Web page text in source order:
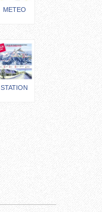
METEO
STATION